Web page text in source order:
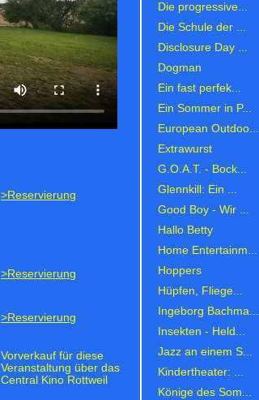
>Reservierung
>Reservierung
>Reservierung
Vorverkauf für diese
Veranstaltung über das
Central Kino Rottweil
Die progressive...
Die Schule der ...
Disclosure Day ...
Dogman
Ein fast perfek...
Ein Sommer in P...
European Outdoo...
Extrawurst
G.O.A.T. - Bock...
Glennkill: Ein ...
Good Boy - Wir ...
Hallo Betty
Home Entertainm...
Hoppers
Hüpfen, Fliege...
Ingeborg Bachma...
Insekten - Held...
Jazz an einem S...
Kindertheater: ...
Könige des Som...